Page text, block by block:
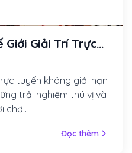
Giới Giải Trí Trực
tuyến không giới hạn
trải nghiệm thú vị và
chơi.
Đọc thêm